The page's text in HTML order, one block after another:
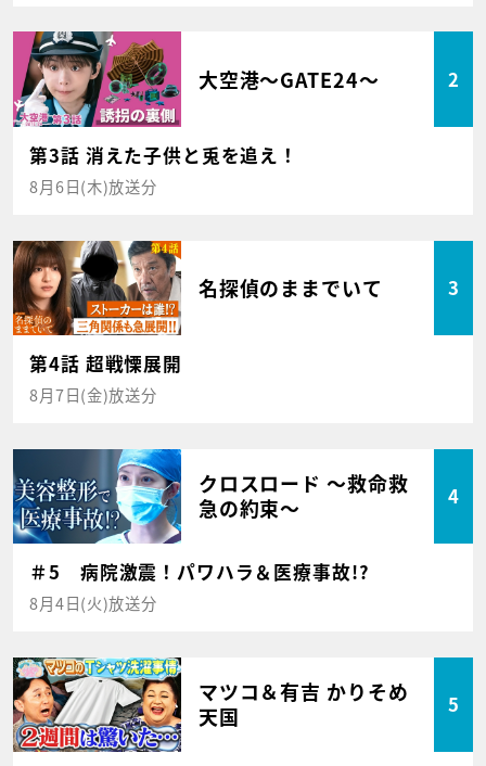
大空港～GATE24～ 2
第3話 消えた子供と兎を追え！
8月6日(木)放送分
名探偵のままでいて 3
第4話 超戦慄展開
8月7日(金)放送分
クロスロード ～救命救
急の約束～
4
＃5 病院激震！パワハラ＆医療事故!?
8月4日(火)放送分
マツコ＆有吉 かりそめ
天国
5